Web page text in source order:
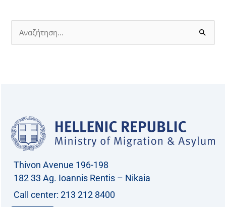
e
o
Thivon Avenue 196-198
182 33 Ag. Ioannis Rentis – Nikaia
Call center: 213 212 8400